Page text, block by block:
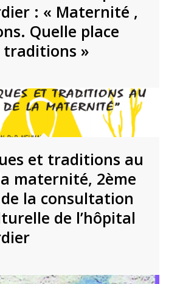
: « Maternité ,
Quelle place
traditions »
et traditions au
maternité, 2ème
la consultation
de l’hôpital